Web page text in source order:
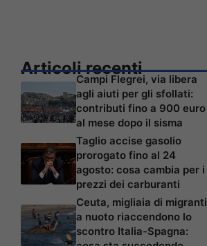
Articoli recenti
Campi Flegrei, via libera
agli aiuti per gli sfollati:
contributi fino a 900 euro
al mese dopo il sisma
Taglio accise gasolio
prorogato fino al 24
agosto: cosa cambia per i
prezzi dei carburanti
Ceuta, migliaia di migranti
a nuoto riaccendono lo
scontro Italia-Spagna: